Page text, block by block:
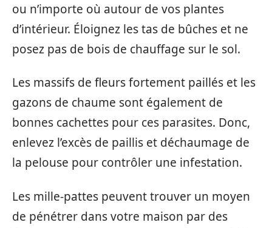
ou n’importe où autour de vos plantes
d’intérieur. Éloignez les tas de bûches et ne
posez pas de bois de chauffage sur le sol.
Les massifs de fleurs fortement paillés et les
gazons de chaume sont également de
bonnes cachettes pour ces parasites. Donc,
enlevez l’excès de paillis et déchaumage de
la pelouse pour contrôler une infestation.
Les mille-pattes peuvent trouver un moyen
de pénétrer dans votre maison par des